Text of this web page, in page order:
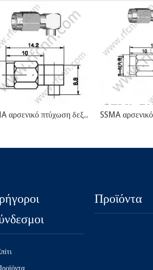
SSMA αρσενικό πτύχωση δεξιά γωνία για το RG405 RF Connector
Προϊόντα